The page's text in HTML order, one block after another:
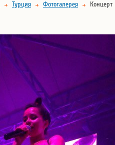
Турция Фотогалерея Концерт